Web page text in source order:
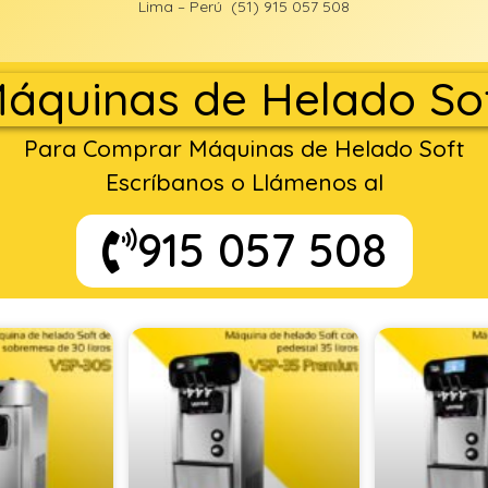
Lima – Perú (51) 915 057 508
de Helado
Para Comprar Máquinas de Helado Soft
Escríbanos o Llámenos al
915 057 508